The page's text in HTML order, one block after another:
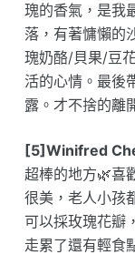
瑰的香氣，是我
落，有著慵懶的
瑰奶酪/貝果/豆
活的心情。最後
露。才不捨的離
[5]Winifred
超棒的地方🌿喜
很美，老人小孩
可以採玫瑰花瓣
走累了還有輕食